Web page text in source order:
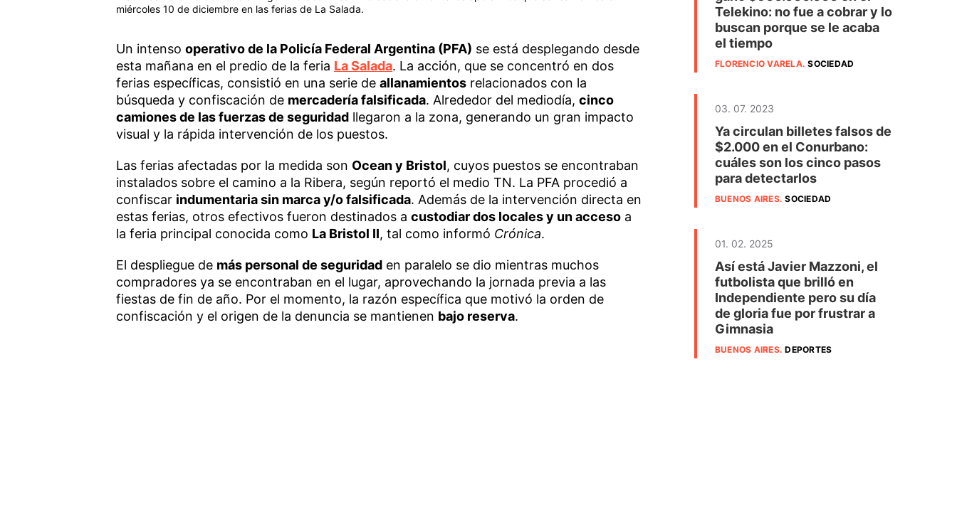
miércoles 10 de diciembre en las ferias de La Salada.
Un intenso operativo de la Policía Federal Argentina (PFA) se está desplegando desde
esta mañana en el predio de la feria La Salada. La acción, que se concentró en dos
ferias específicas, consistió en una serie de allanamientosrelacionados con la
búsqueda y confiscación de mercadería falsificada. Alrededor del mediodía, cinco
camiones de las fuerzas de seguridadllegaron a la zona, generando un gran impacto
visual y la rápida intervención de los puestos.
Las ferias afectadas por la medida son Ocean y Bristol, cuyos puestos se encontraban
instalados sobre el camino a la Ribera, según reportó el medio TN. La PFA procedió a
confiscar indumentaria sin marca y/o falsificada. Además de la intervención directa en
estas ferias, otros efectivos fueron destinados a custodiar dos locales y un accesoa
la feria principal conocida como La Bristol II, tal como informó Crónica.
El despliegue de más personal de seguridaden paralelo se dio mientras muchos
compradores ya se encontraban en el lugar, aprovechando la jornada previa a las
fiestas de fin de año. Por el momento, la razón específica que motivó la orden de
confiscación y el origen de la denuncia se mantienen bajo reserva.
Telekino: no fue a cobrar y lo
buscan porque se le acaba
el tiempo
FLORENCIO VARELA.SOCIEDAD
03. 07. 2023
Ya circulan billetes falsos de
$2.000 en el Conurbano:
cuáles son los cinco pasos
para detectarlos
BUENOS AIRES.SOCIEDAD
01. 02. 2025
Así está Javier Mazzoni, el
futbolista que brilló en
Independiente pero su día
de gloria fue por frustrar a
Gimnasia
BUENOS AIRES.DEPORTES